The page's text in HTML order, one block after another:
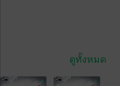
ดูทั้งหมด